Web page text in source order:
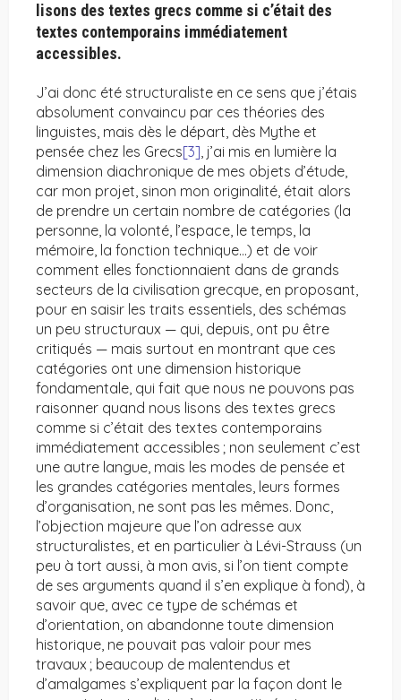
lisons des textes grecs comme si c’était des
textes contemporains immédiatement
accessibles.
J’ai donc été structuraliste en ce sens que j’étais
absolument convaincu par ces théories des
linguistes, mais dès le départ, dès Mythe et
pensée chez les Grecs[3], j’ai mis en lumière la
dimension diachronique de mes objets d’étude,
car mon projet, sinon mon originalité, était alors
de prendre un certain nombre de catégories (la
personne, la volonté, l’espace, le temps, la
mémoire, la fonction technique…) et de voir
comment elles fonctionnaient dans de grands
secteurs de la civilisation grecque, en proposant,
pour en saisir les traits essentiels, des schémas
un peu structuraux — qui, depuis, ont pu être
critiqués — mais surtout en montrant que ces
catégories ont une dimension historique
fondamentale, qui fait que nous ne pouvons pas
raisonner quand nous lisons des textes grecs
comme si c’était des textes contemporains
immédiatement accessibles ; non seulement c’est
une autre langue, mais les modes de pensée et
les grandes catégories mentales, leurs formes
d’organisation, ne sont pas les mêmes. Donc,
l’objection majeure que l’on adresse aux
structuralistes, et en particulier à Lévi-Strauss (un
peu à tort aussi, à mon avis, si l’on tient compte
de ses arguments quand il s’en explique à fond), à
savoir que, avec ce type de schémas et
d’orientation, on abandonne toute dimension
historique, ne pouvait pas valoir pour mes
travaux ; beaucoup de malentendus et
d’amalgames s’expliquent par la façon dont le